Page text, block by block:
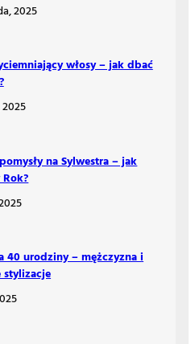
2025
włosy – jak dbać
na Sylwestra – jak
40 urodziny – mężczyzna i